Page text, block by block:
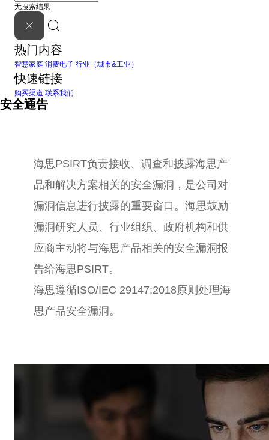
无搜索结果
热门内容
智慧家庭 消费电子 行业（城市&工业）
快速链接
购买渠道 联系我们
安全通告
海思PSIRT负责接收、调查和披露海思产
品和解决方案相关的安全漏洞，是公司对
漏洞信息进行披露的重要窗口。海思鼓励
漏洞研究人员、行业组织、政府机构和供
应商主动将与海思产品相关的安全漏洞报
告给海思PSIRT。
海思遵循ISO/IEC 29147:2018原则处理海
思产品安全漏洞。